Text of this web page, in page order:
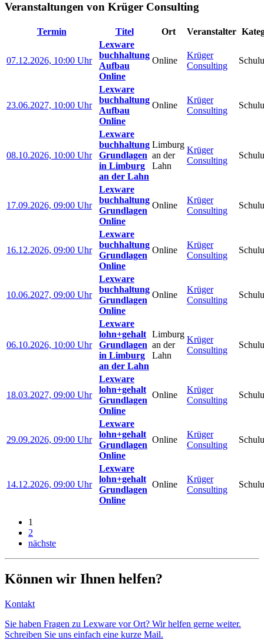
Veranstaltungen von Krüger Consulting
Termin Titel Ort Veranstalter
07.12.2026, 10:00 Uhr
Lexware
buchhaltung
Aufbau
Online
Online
Krüger
Consulting
23.06.2027, 10:00 Uhr
Lexware
buchhaltung
Aufbau
Online
Online
Krüger
Consulting
08.10.2026, 10:00 Uhr
Lexware
buchhaltung
Grundlagen
in Limburg
an der Lahn
Limburg
an der
Lahn
Krüger
Consulting
17.09.2026, 09:00 Uhr
Lexware
buchhaltung
Grundlagen
Online
Online
Krüger
Consulting
16.12.2026, 09:00 Uhr
Lexware
buchhaltung
Grundlagen
Online
Online
Krüger
Consulting
10.06.2027, 09:00 Uhr
Lexware
buchhaltung
Grundlagen
Online
Online
Krüger
Consulting
06.10.2026, 10:00 Uhr
Lexware
lohn+gehalt
Grundlagen
in Limburg
an der Lahn
Limburg
an der
Lahn
Krüger
Consulting
18.03.2027, 09:00 Uhr
Lexware
lohn+gehalt
Grundlagen
Online
Online
Krüger
Consulting
29.09.2026, 09:00 Uhr
Lexware
lohn+gehalt
Grundlagen
Online
Online
Krüger
Consulting
14.12.2026, 09:00 Uhr
Lexware
lohn+gehalt
Grundlagen
Online
Online
Krüger
Consulting
1
2
nächste
Können wir Ihnen helfen?
Kontakt
Sie haben Fragen zu Lexware vor Ort? Wir helfen gerne weiter.
Schreiben Sie uns einfach eine kurze Mail.